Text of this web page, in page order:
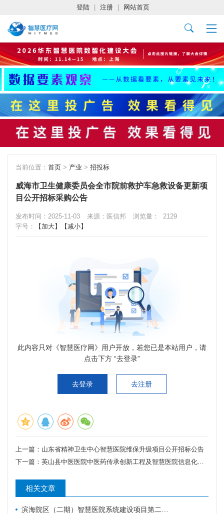
登陆 注册 网站首页
当前位置： 首页 > 产业 > 招投标
威海市卫生健康委员会全市院前救护车急救设备更新项
目公开招标采购公告
发布时间：2025-11-03 来源：医信邦 浏览量：
2129
字号：
【加大】 【减小】
此内容只对《智慧医疗网》用户开放，若您已是本站用户，请
点击下方 “去登录”
去登录 去注册
上一篇： 山东省精神卫生中心智慧医院维保升级项目公开招标公告
下一篇： 英山县中医医院中医药传承创新工程及智慧医院信息化建设项目三期项目公开招标公告
相关文章
滨海院区（二期）智慧医院系统建设项目第二阶段重症、麻醉建设公开招标招标公告